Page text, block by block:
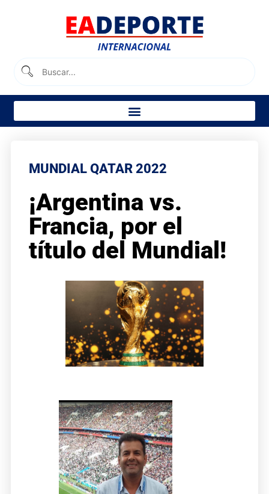
MUNDIAL QATAR 2022
¡Argentina vs.
Francia, por el
título del Mundial!